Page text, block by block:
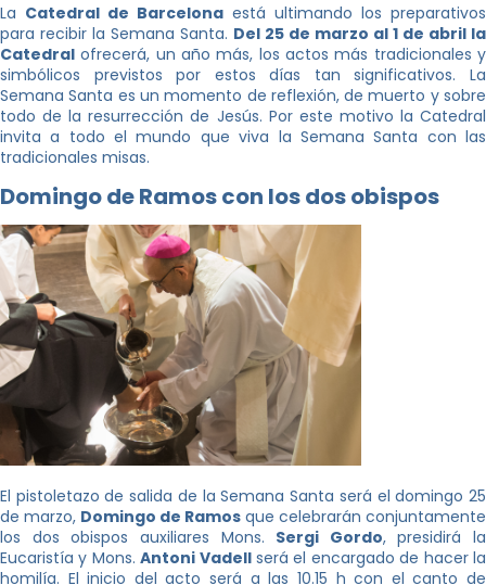
La Catedral de Barcelona está ultimando los preparativos
para recibir la Semana Santa. Del 25 de marzo al 1 de abril la
Catedral ofrecerá, un año más, los actos más tradicionales y
simbólicos previstos por estos días tan significativos. La
Semana Santa es un momento de reflexión, de muerto y sobre
todo de la resurrección de Jesús. Por este motivo la Catedral
invita a todo el mundo que viva la Semana Santa con las
tradicionales misas.
Domingo de Ramos con los dos obispos
El pistoletazo de salida de la Semana Santa será el domingo 25
de marzo, Domingo de Ramos que celebrarán conjuntamente
los dos obispos auxiliares Mons. Sergi Gordo, presidirá la
Eucaristía y Mons.Antoni Vadellserá el encargado de hacer la
homilía. El inicio del acto será a las 10.15 h con el canto de